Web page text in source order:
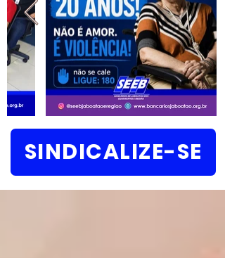
SINDICALIZE-SE